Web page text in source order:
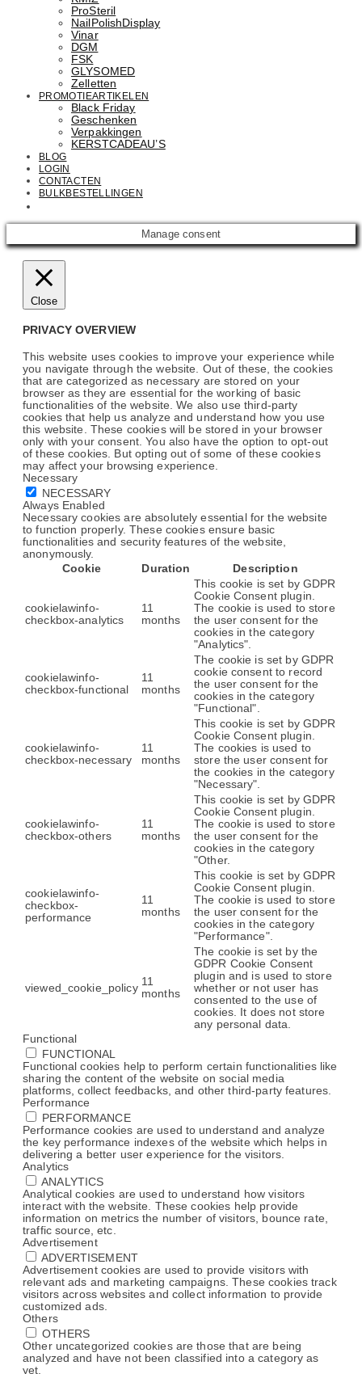
ProSteril
NailPolishDisplay
Vinar
DGM
FSK
GLYSOMED
Zelletten
PROMOTIEARTIKELEN
Black Friday
Geschenken
Verpakkingen
KERSTCADEAU’S
BLOG
LOGIN
CONTACTEN
BULKBESTELLINGEN
Manage consent
Close
PRIVACY OVERVIEW
This website uses cookies to improve your experience while
you navigate through the website. Out of these, the cookies
that are categorized as necessary are stored on your
browser as they are essential for the working of basic
functionalities of the website. We also use third-party
cookies that help us analyze and understand how you use
this website. These cookies will be stored in your browser
only with your consent. You also have the option to opt-out
of these cookies. But opting out of some of these cookies
may affect your browsing experience.
Necessary
NECESSARY
Always Enabled
Necessary cookies are absolutely essential for the website
to function properly. These cookies ensure basic
functionalities and security features of the website,
anonymously.
Cookie
Duration Description
cookielawinfo-
checkbox-analytics
11
months
This cookie is set by GDPR
Cookie Consent plugin.
The cookie is used to store
the user consent for the
cookies in the category
"Analytics".
cookielawinfo-
checkbox-functional
11
months
The cookie is set by GDPR
cookie consent to record
the user consent for the
cookies in the category
"Functional".
cookielawinfo-
checkbox-necessary
11
months
This cookie is set by GDPR
Cookie Consent plugin.
The cookies is used to
store the user consent for
the cookies in the category
"Necessary".
cookielawinfo-
checkbox-others
11
months
This cookie is set by GDPR
Cookie Consent plugin.
The cookie is used to store
the user consent for the
cookies in the category
"Other.
cookielawinfo-
checkbox-
performance
11
months
This cookie is set by GDPR
Cookie Consent plugin.
The cookie is used to store
the user consent for the
cookies in the category
"Performance".
viewed_cookie_policy
11
months
The cookie is set by the
GDPR Cookie Consent
plugin and is used to store
whether or not user has
consented to the use of
cookies. It does not store
any personal data.
Functional
FUNCTIONAL
Functional cookies help to perform certain functionalities like
sharing the content of the website on social media
platforms, collect feedbacks, and other third-party features.
Performance
PERFORMANCE
Performance cookies are used to understand and analyze
the key performance indexes of the website which helps in
delivering a better user experience for the visitors.
Analytics
ANALYTICS
Analytical cookies are used to understand how visitors
interact with the website. These cookies help provide
information on metrics the number of visitors, bounce rate,
traffic source, etc.
Advertisement
ADVERTISEMENT
Advertisement cookies are used to provide visitors with
relevant ads and marketing campaigns. These cookies track
visitors across websites and collect information to provide
customized ads.
Others
OTHERS
Other uncategorized cookies are those that are being
analyzed and have not been classified into a category as
yet.